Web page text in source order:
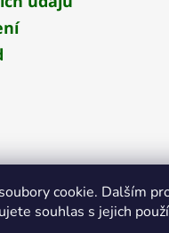
cookie. Dalším
souhlas s jejich
652